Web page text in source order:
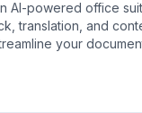
AI-powered office
translation, and
your